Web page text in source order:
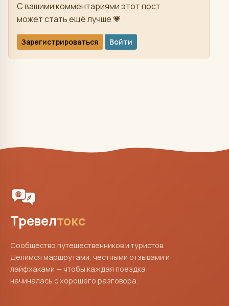
С вашими комментариями этот пост
может стать ещё лучше 💗
Зарегистрироваться Войти
Тревелтокс
Сообщество путешественников и туристов.
Делимся маршрутами, честными отзывами и
лайфхаками — чтобы каждая поездка
начиналась с хорошего разговора.